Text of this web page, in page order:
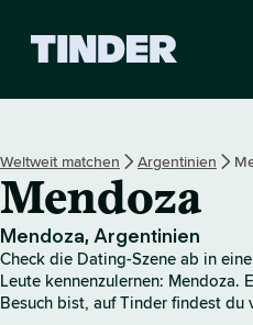
r
-
S
t
a
r
t
Weltweit matchen Argentinien
Mendoza
Mendoza, Argentinien
Check die Dating-Szene ab in
Leute kennenzulernen: Mendoza.
Besuch bist, auf Tinder findest du